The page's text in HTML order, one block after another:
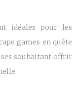
idéales pour les
games en quête
souhaitant offrir